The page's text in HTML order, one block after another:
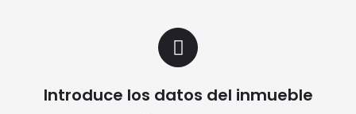
Introduce los datos del inmueble